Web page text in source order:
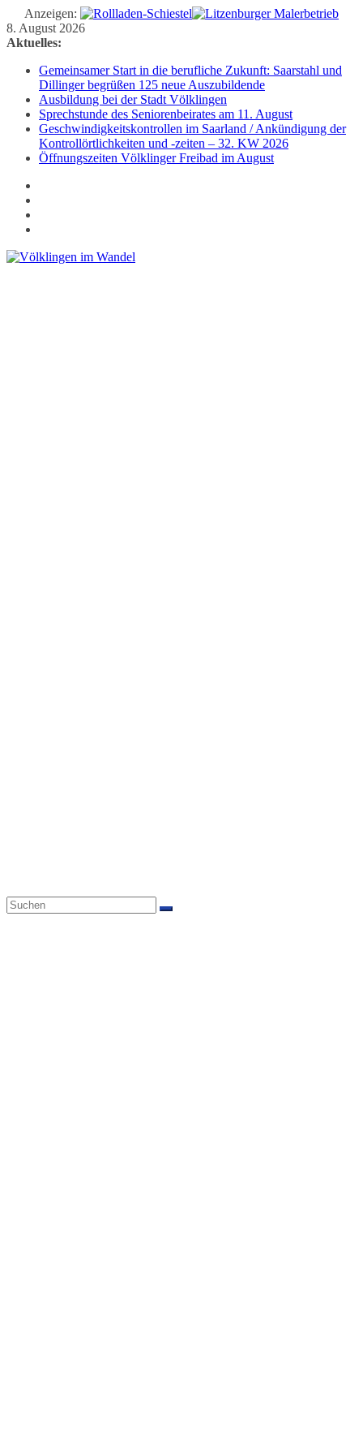
Anzeigen:
Zum
Inhalt
8. August 2026
Aktuelles:
Gemeinsamer Start in die berufliche Zukunft: Saarstahl und
Dillinger begrüßen 125 neue Auszubildende
Ausbildung bei der Stadt Völklingen
Sprechstunde des Seniorenbeirates am 11. August
Geschwindigkeitskontrollen im Saarland / Ankündigung der
Kontrollörtlichkeiten und -zeiten – 32. KW 2026
Öffnungszeiten Völklinger Freibad im August